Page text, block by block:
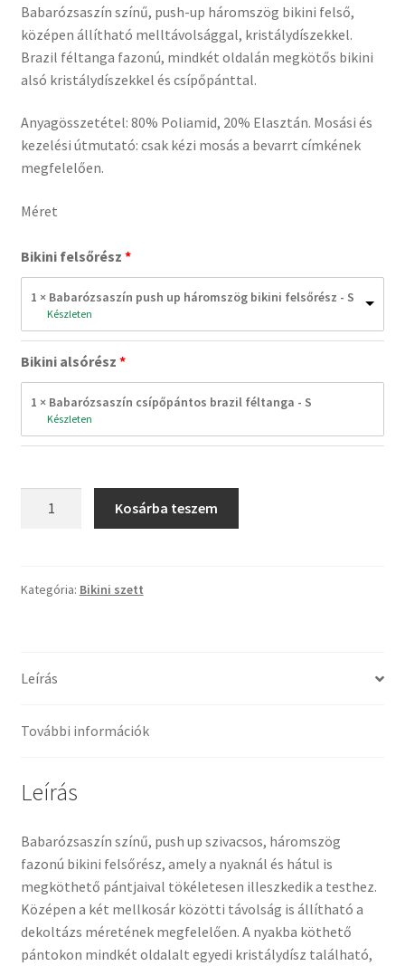
Babarózsaszín színű, push-up háromszög bikini felső,
középen állítható melltávolsággal, kristálydíszekkel.
Brazil féltanga fazonú, mindkét oldalán megkötős bikini
alsó kristálydíszekkel és csípőpánttal.
Anyagösszetétel: 80% Poliamid, 20% Elasztán. Mosási és
kezelési útmutató: csak kézi mosás a bevarrt címkének
megfelelően.
Méret
Bikini felsőrész
1 × Babarózsaszín push up háromszög bikini felsőrész - S
Original
was:
21.990Ft.
Current
is:
0Ft.
Készleten
Bikini alsórész
1 × Babarózsaszín csípőpántos brazil féltanga - S
Original
was:
Current
is:
Készleten
bikini
Kosárba teszem
Kategória: Bikini szett
Leírás
További információk
Leírás
Babarózsaszín színű, push up szivacsos, háromszög
fazonú bikini felsőrész, amely a nyaknál és hátul is
megköthető pántjaival tökéletesen illeszkedik a testhez.
Középen a két mellkosár közötti távolság is állítható a
dekoltázs méretének megfelelően. A nyakba köthető
pántokon mindkét oldalalt egyedi kristálydísz található,